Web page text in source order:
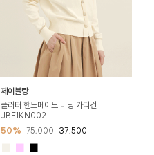
제이블랑
플러터 핸드메이드 비딩 가디건
JBF1KN002
50% 75,000 37,500
■ ■